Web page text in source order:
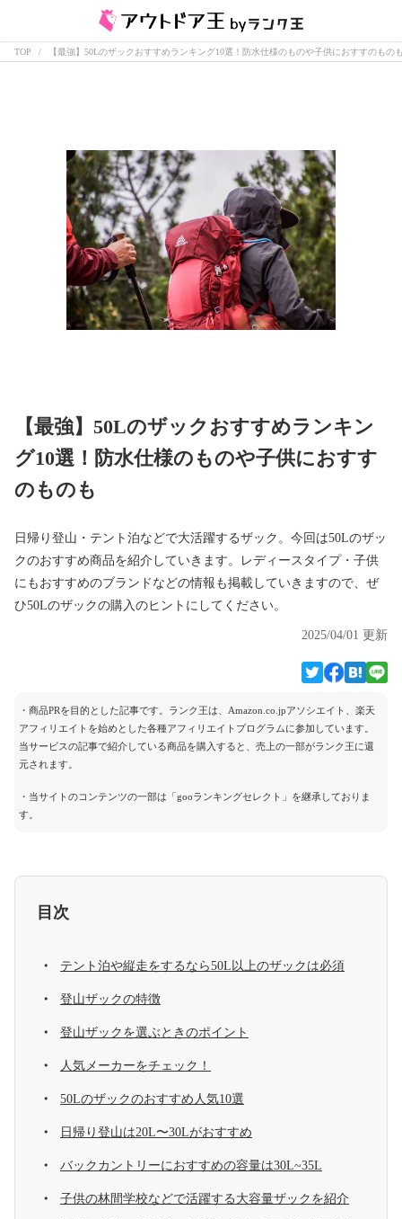
TOP 【最強】50Lのザックおすすめランキング10選！防水仕様のものや子供におすすのもの
【最強】50Lのザックおすすめランキン
グ10選！防水仕様のものや子供におすす
のものも
日帰り登山・テント泊などで大活躍するザック。今回は50Lのザッ
クのおすすめ商品を紹介していきます。レディースタイプ・子供
にもおすすめのブランドなどの情報も掲載していきますので、ぜ
ひ50Lのザックの購入のヒントにしてください。
2025/04/01 更新
・商品PRを目的とした記事です。ランク王は、Amazon.co.jpアソシエイト、楽天
アフィリエイトを始めとした各種アフィリエイトプログラムに参加しています。
当サービスの記事で紹介している商品を購入すると、売上の一部がランク王に還
元されます。
・当サイトのコンテンツの一部は「gooランキングセレクト」を継承しておりま
す。
目次
テント泊や縦走をするなら50L以上のザックは必須
登山ザックの特徴
登山ザックを選ぶときのポイント
人気メーカーをチェック！
50Lのザックのおすすめ人気10選
日帰り登山は20L〜30Lがおすすめ
バックカントリーにおすすめの容量は30L~35L
子供の林間学校などで活躍する大容量ザックを紹介